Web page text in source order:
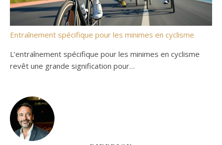
Entraînement spécifique pour les minimes en cyclisme
L’entraînement spécifique pour les minimes en cyclisme
revêt une grande signification pour…